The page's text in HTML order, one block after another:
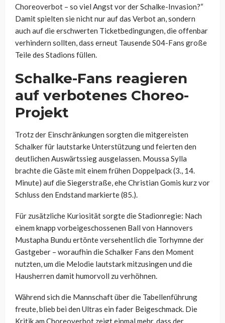
Choreoverbot – so viel Angst vor der Schalke-Invasion?“
Damit spielten sie nicht nur auf das Verbot an, sondern
auch auf die erschwerten Ticketbedingungen, die offenbar
verhindern sollten, dass erneut Tausende S04-Fans große
Teile des Stadions füllen.
Schalke-Fans reagieren
auf verbotenes Choreo-
Projekt
Trotz der Einschränkungen sorgten die mitgereisten
Schalker für lautstarke Unterstützung und feierten den
deutlichen Auswärtssieg ausgelassen. Moussa Sylla
brachte die Gäste mit einem frühen Doppelpack (3., 14.
Minute) auf die Siegerstraße, ehe Christian Gomis kurz vor
Schluss den Endstand markierte (85.).
Für zusätzliche Kuriosität sorgte die Stadionregie: Nach
einem knapp vorbeigeschossenen Ball von Hannovers
Mustapha Bundu ertönte versehentlich die Torhymne der
Gastgeber – woraufhin die Schalker Fans den Moment
nutzten, um die Melodie lautstark mitzusingen und die
Hausherren damit humorvoll zu verhöhnen.
Während sich die Mannschaft über die Tabellenführung
freute, blieb bei den Ultras ein fader Beigeschmack. Die
Kritik am Choreoverbot zeigt einmal mehr, dass der